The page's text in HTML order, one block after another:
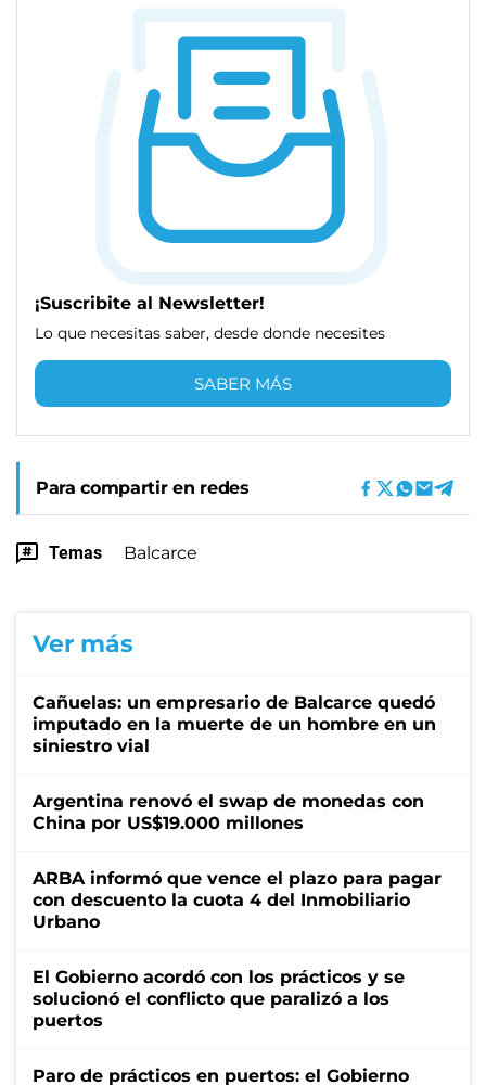
¡Suscribite al Newsletter!
Lo que necesitas saber, desde donde necesites
SABER MÁS
Para compartir en redes
Temas Balcarce
Ver más
Cañuelas: un empresario de Balcarce quedó
imputado en la muerte de un hombre en un
siniestro vial
Argentina renovó el swap de monedas con
China por US$19.000 millones
ARBA informó que vence el plazo para pagar
con descuento la cuota 4 del Inmobiliario
Urbano
El Gobierno acordó con los prácticos y se
solucionó el conflicto que paralizó a los
puertos
Paro de prácticos en puertos: el Gobierno